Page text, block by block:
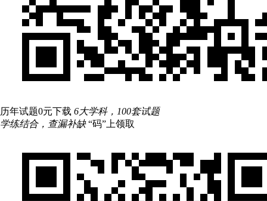
历年试题0元下载 6大学科，100套试题
学练结合，查漏补缺 “码”上领取